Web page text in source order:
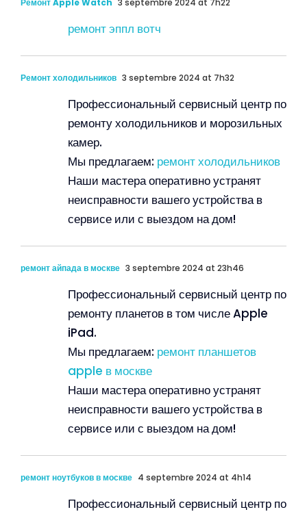
Ремонт Apple Watch 3 septembre 2024 at 7h22
ремонт эппл вотч
Ремонт холодильников 3 septembre 2024 at 7h32
Профессиональный сервисный центр по
ремонту холодильников и морозильных
камер.
Мы предлагаем: ремонт холодильников
Наши мастера оперативно устранят
неисправности вашего устройства в
сервисе или с выездом на дом!
ремонт айпада в москве 3 septembre 2024 at 23h46
Профессиональный сервисный центр по
ремонту планетов в том числе Apple
iPad.
Мы предлагаем: ремонт планшетов
apple в москве
Наши мастера оперативно устранят
неисправности вашего устройства в
сервисе или с выездом на дом!
ремонт ноутбуков в москве 4 septembre 2024 at 4h14
Профессиональный сервисный центр по